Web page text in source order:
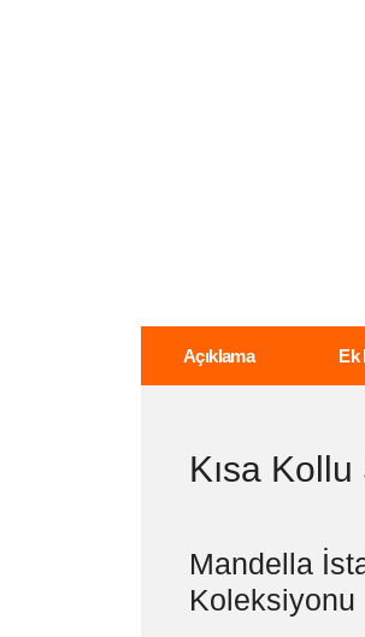
Açıklama Ek
Kısa
Mandella
Koleksiyonu